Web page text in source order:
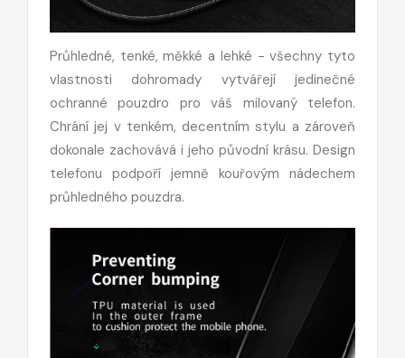
Průhledné, tenké, měkké a lehké - všechny tyto
vlastnosti dohromady vytvářejí jedinečné
ochranné pouzdro pro váš milovaný telefon.
Chrání jej v tenkém, decentním stylu a zároveň
dokonale zachovává i jeho původní krásu. Design
telefonu podpoří jemně kouřovým nádechem
průhledného pouzdra.